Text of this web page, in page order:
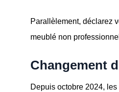
Parallèlement, déclarez
meublé non
Changement
Depuis octobre 2024,